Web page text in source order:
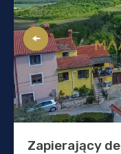
Zapierający